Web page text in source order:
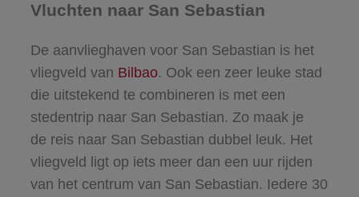
Vluchten naar San Sebastian
De aanvlieghaven voor San Sebastian is het
vliegveld van Bilbao. Ook een zeer leuke stad
die uitstekend te combineren is met een
stedentrip naar San Sebastian. Zo maak je
de reis naar San Sebastian dubbel leuk. Het
vliegveld ligt op iets meer dan een uur rijden
van het centrum van San Sebastian. Iedere 30